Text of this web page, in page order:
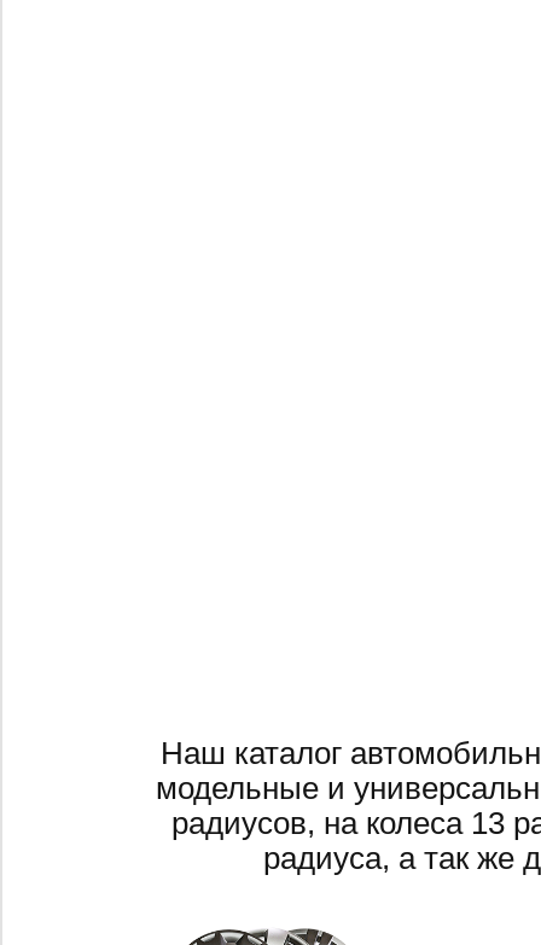
Наш каталог
модельные и
радиусов, на колеса 13
радиуса, а так же